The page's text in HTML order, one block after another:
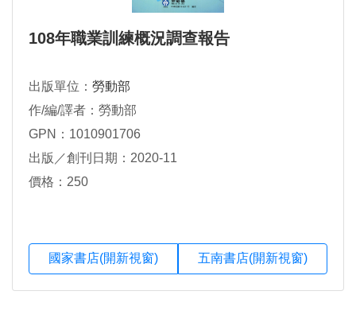
108年職業訓練概況調查報告
出版單位： 勞動部
作/編/譯者：勞動部
GPN：1010901706
出版／創刊日期：2020-11
價格：250
國家書店(開新視窗) 五南書店(開新視窗)